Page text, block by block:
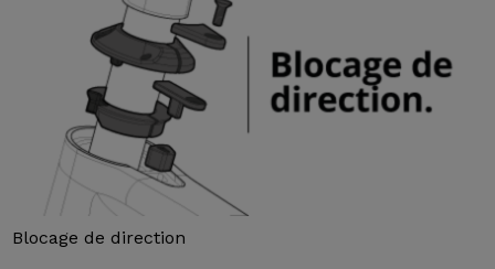
Blocage de direction